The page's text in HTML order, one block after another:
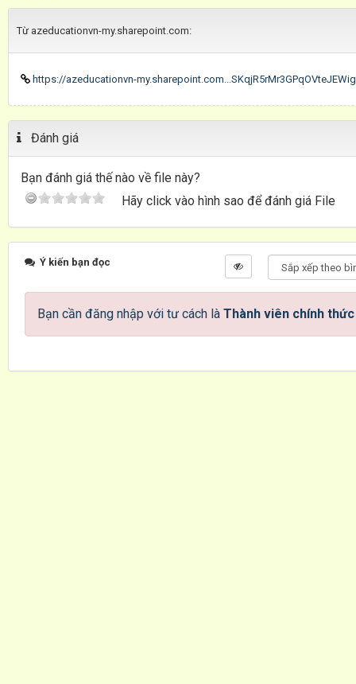
Từ azeducationvn-my.sharepoint.com:
https://azeducationvn-
Đánh giá
Bạn đánh giá thế nào về file này?
Hãy click vào hình sao để đánh giá File
Ý kiến bạn đọc
Bạn cần đăng nhập với tư cách là Thành viên chính thức